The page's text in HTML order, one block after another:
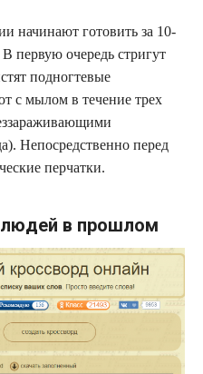
начинают готовить за 10-
первую очередь стригут
подногтевые
с мылом в течение трех
Непосредственно перед
перчатки.
людей в прошлом